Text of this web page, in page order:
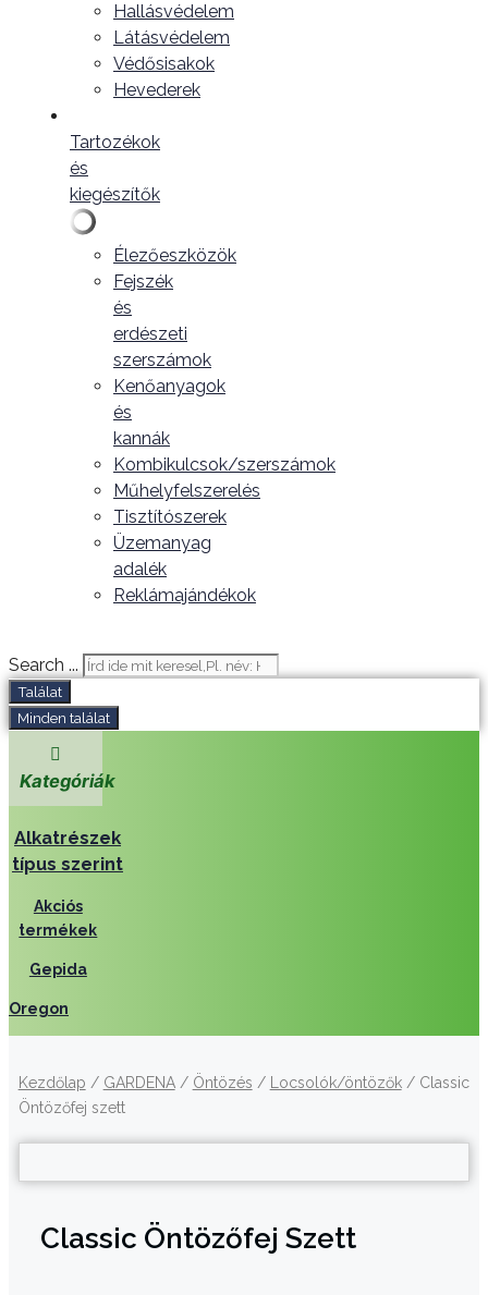
Hallásvédelem
Látásvédelem
Védősisakok
Hevederek
Tartozékok
és
kiegészítők
Élezőeszközök
Fejszék
és
erdészeti
szerszámok
Kenőanyagok
és
kannák
Kombikulcsok/szerszámok
Műhelyfelszerelés
Tisztítószerek
Üzemanyag
adalék
Reklámajándékok
Search ...
Találat
Minden találat
Kategóriák
Alkatrészek
típus szerint
Akciós
termékek
Gepida
Oregon
Kezdőlap / GARDENA/ Öntözés / Locsolók/öntözők/ Classic
Öntözőfej szett
Classic Öntözőfej Szett